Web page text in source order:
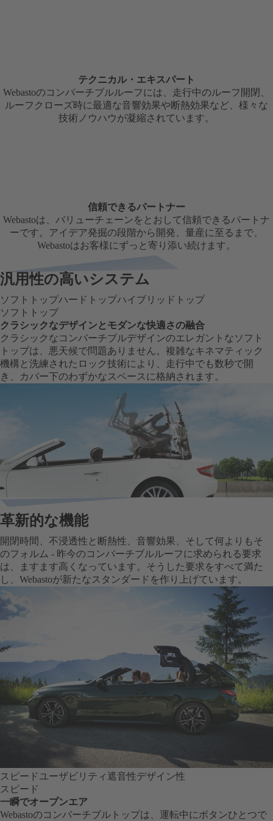
テクニカル・エキスパート
Webastoのコンバーチブルルーフには、走行中のルーフ開閉、
ルーフクローズ時に最適な音響効果や断熱効果など、様々な
技術ノウハウが凝縮されています。
信頼できるパートナー
Webastoは、バリューチェーンをとおして信頼できるパートナ
ーです。アイデア発掘の段階から開発、量産に至るまで、
Webastoはお客様にずっと寄り添い続けます。
汎用性の高いシステム
ソフトトップハードトップハイブリッドトップ
ソフトトップ
クラシックなデザインとモダンな快適さの融合
クラシックなコンバーチブルデザインのエレガントなソフト
トップは、悪天候で問題ありません。複雑なキネマティック
機構と洗練されたロック技術により、走行中でも数秒で開
き、カバー下のわずかなスペースに格納されます。
革新的な機能
開閉時間、不浸透性と断熱性、音響効果、そして何よりもそ
のフォルム - 昨今のコンバーチブルルーフに求められる要求
は、ますます高くなっています。そうした要求をすべて満た
し、Webastoが新たなスタンダードを作り上げています。
スピードユーザビリティ遮音性デザイン性
スピード
一瞬でオープンエア
Webastoのコンバーチブルトップは、運転中にボタンひとつで